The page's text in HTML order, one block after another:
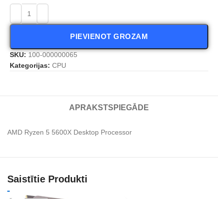
PIEVIENOT GROZAM
SKU: 100-000000065
Kategorijas: CPU
APRAKSTS PIEGĀDE
AMD Ryzen 5 5600X Desktop Processor
Saistītie Produkti